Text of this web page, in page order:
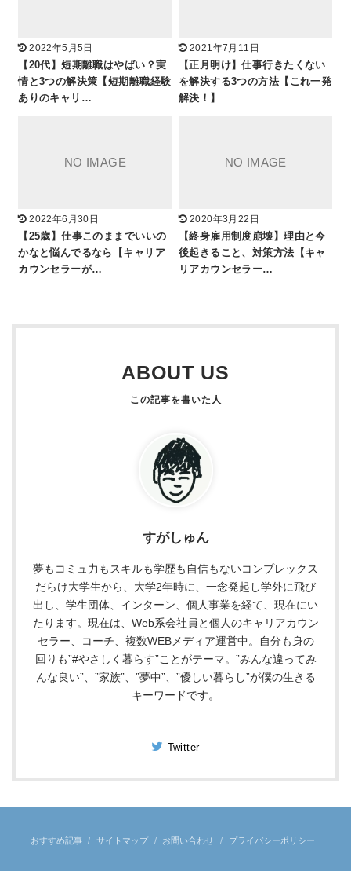
2022年5月5日
【20代】短期離職はやばい？実
情と3つの解決策【短期離職経験
ありのキャリ…
2021年7月11日
【正月明け】仕事行きたくない
を解決する3つの方法【これ一発
解決！】
2022年6月30日
【25歳】仕事このままでいいの
かなと悩んでるなら【キャリア
カウンセラーが…
2020年3月22日
【終身雇用制度崩壊】理由と今
後起きること、対策方法【キャ
リアカウンセラー…
ABOUT US
すがしゅん
夢もコミュ力もスキルも学歴も自信もないコンプレックス
だらけ大学生から、大学2年時に、一念発起し学外に飛び
出し、学生団体、インターン、個人事業を経て、現在にい
たります。現在は、Web系会社員と個人のキャリアカウン
セラー、コーチ、複数WEBメディア運営中。自分も身の
回りも”#やさしく暮らす”ことがテーマ。”みんな違ってみ
んな良い”、”家族”、”夢中”、”優しい暮らし”が僕の生きる
キーワードです。
Twitter
おすすめ記事 サイトマップ お問い合わせ プライバシーポリシー